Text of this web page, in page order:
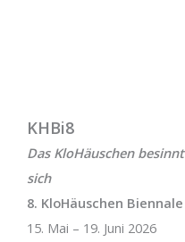
KHBi8
Das KloHäuschen besinnt
sich
8. KloHäuschen Biennale
15. Mai – 19. Juni 2026